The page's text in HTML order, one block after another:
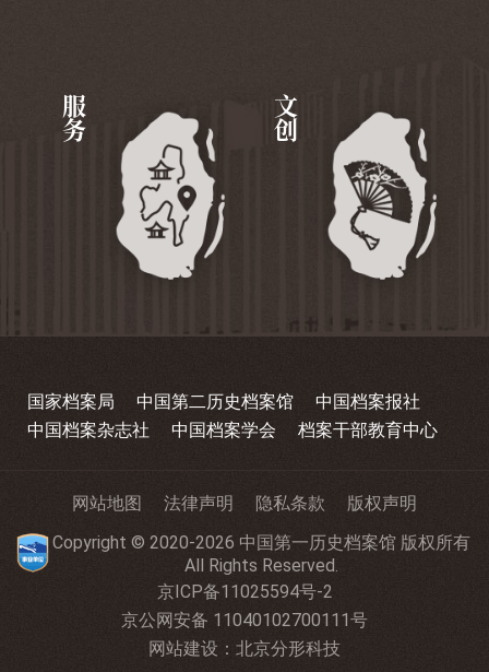
服务 文创
国家档案局 中国第二历史档案馆
中国档案报社
中国档案杂志社
中国档案学会 档案干部教育中心
网站地图 法律声明 隐私条款
版权声明
Copyright © 2020-2026 中国第一历史档案馆 版权所有
All Rights Reserved.
京ICP备11025594号-2
京公网安备 11040102700111号
网站建设 ： 北京分形科技